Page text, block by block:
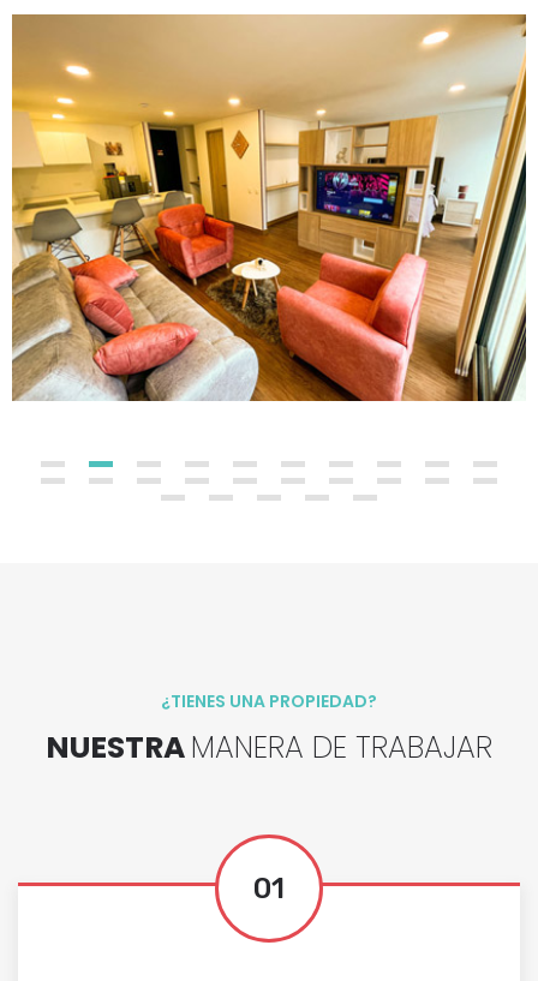
¿TIENES UNA PROPIEDAD?
NUESTRAMANERA DE TRABAJAR
01